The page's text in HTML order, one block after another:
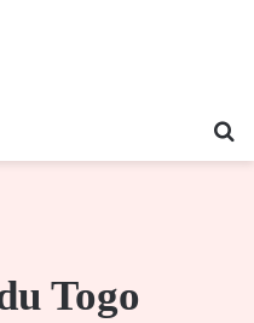
Togo